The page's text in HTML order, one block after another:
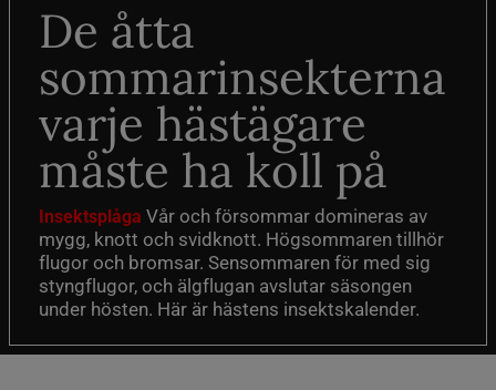
De åtta
sommarinsekterna
varje hästägare
måste ha koll på
Insektsplåga Vår och försommar domineras av
mygg, knott och svidknott. Högsommaren tillhör
flugor och bromsar. Sensommaren för med sig
styngflugor, och älgflugan avslutar säsongen
under hösten. Här är hästens insektskalender.